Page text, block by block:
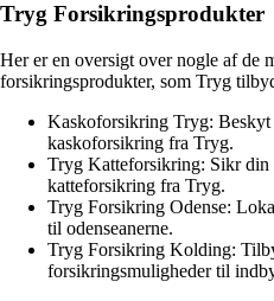
Tryg Forsikringsprodukter
Her er en oversigt over nogle af de
forsikringsprodukter, som Tryg
Kaskoforsikring Tryg: Beskyt
kaskoforsikring fra Tryg.
Tryg Katteforsikring: Sikr din
katteforsikring fra Tryg.
Tryg Forsikring Odense:
til odenseanerne.
Tryg Forsikring Kolding:
forsikringsmuligheder til